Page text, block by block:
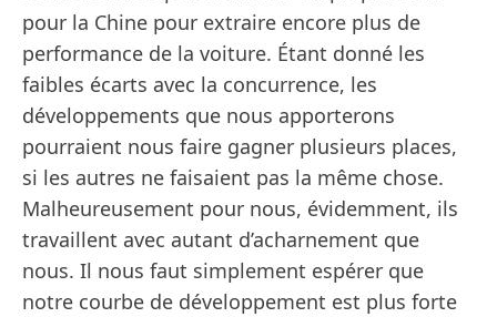
pour la Chine pour extraire encore plus de
performance de la voiture. Étant donné les
faibles écarts avec la concurrence, les
développements que nous apporterons
pourraient nous faire gagner plusieurs places,
si les autres ne faisaient pas la même chose.
Malheureusement pour nous, évidemment, ils
travaillent avec autant d’acharnement que
nous. Il nous faut simplement espérer que
notre courbe de développement est plus forte